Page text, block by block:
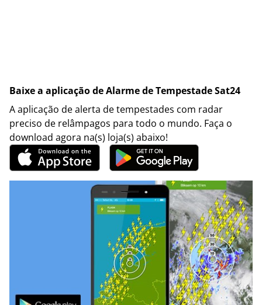
Baixe a aplicação de Alarme de Tempestade Sat24
A aplicação de alerta de tempestades com radar
preciso de relâmpagos para todo o mundo. Faça o
download agora na(s) loja(s) abaixo!